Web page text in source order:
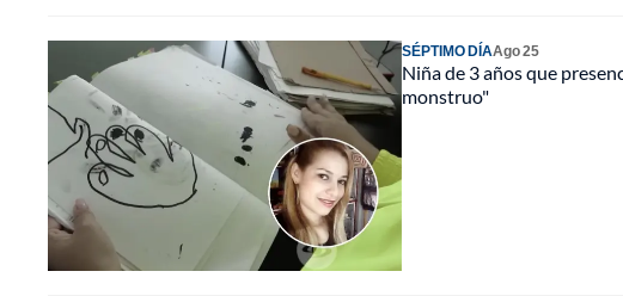
SÉPTIMO DÍAAgo 25
Niña de 3 años que
monstruo"